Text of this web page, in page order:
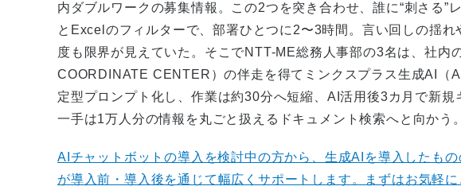
内ダブルワークの募集情報。この2つを突き合わせ、誰に“刺さる”
とExcelのフィルターで、部署ひとつに2〜3時間。言い回しの揺
度も限界が見えていた。そこでNTT-ME総務人事部の3名は、社内
COORDINATE CENTER）の伴走を得てミンクスプラス生成AI（
定型プロンプト化し、作業は約30分へ短縮、AI活用後3カ月で新規
一手は1万人分の情報を丸ごと扱えるドキュメント検索へと向かう。
AIチャットボットの導入を検討中の方から、生成AIを導入したも
が導入前・導入後を通じて幅広くサポートします。まずはお気軽に